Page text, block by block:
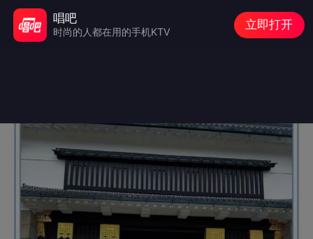
唱吧
时尚的人都在用的手机KTV
立即打开